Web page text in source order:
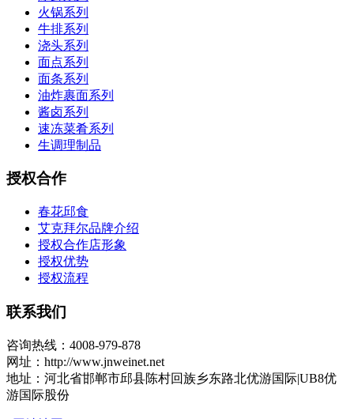
火锅系列
牛排系列
浇头系列
面点系列
面条系列
油炸裹面系列
酱卤系列
速冻菜肴系列
生调理制品
授权合作
春花邱食
艾克拜尔品牌介绍
授权合作店形象
授权优势
授权流程
联系我们
咨询热线：4008-979-878
网址：http://www.jnweinet.net
地址：河北省邯郸市邱县陈村回族乡东路北优游国际|UB8优
游国际股份